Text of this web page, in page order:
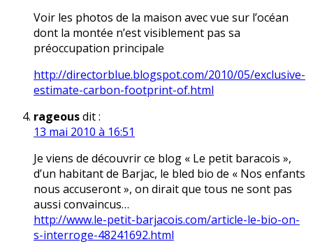
Voir les photos de la maison avec vue sur l’océan
dont la montée n’est visiblement pas sa
préoccupation principale
http://directorblue.blogspot.com/2010/05/exclusive-
estimate-carbon-footprint-of.html
rageousdit :
13 mai 2010 à 16:51
Je viens de découvrir ce blog « Le petit baracois »,
d’un habitant de Barjac, le bled bio de « Nos enfants
nous accuseront », on dirait que tous ne sont pas
aussi convaincus…
http://www.le-petit-barjacois.com/article-le-bio-on-
s-interroge-48241692.html